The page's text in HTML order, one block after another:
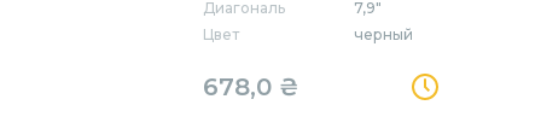
Диагональ
7,9"
Цвет
черный
678,0 ₴